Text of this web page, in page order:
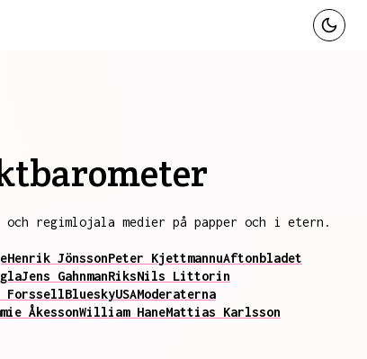
regimlojala medier på papper och i etern.
Henrik JönssonPeter KjettmannuAftonbladet
Jens GahnmanRiksNils Littorin
ForssellBlueskyUSAModeraterna
ÅkessonWilliam HaneMattias Karlsson